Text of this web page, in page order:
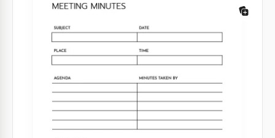
Modèle de compte rendu de réunion
d'équipe